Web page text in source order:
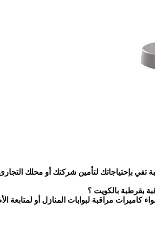
بإحتياجاتك لتأمين شركتك أو محلك
بقرطبة بالكويت ؟
مراقبة لبوابات المنازل أو لمتابعة